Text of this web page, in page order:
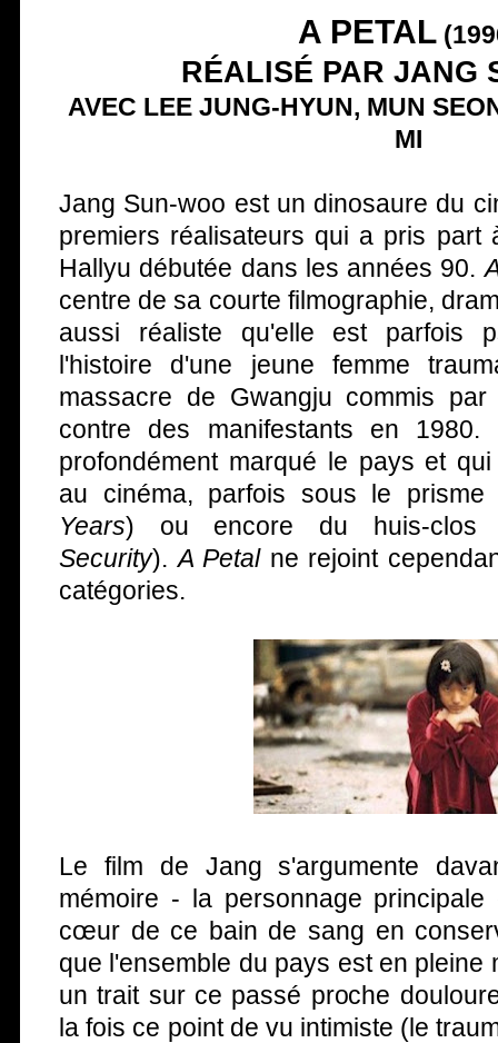
A PETAL
RÉALISÉ PAR JANG
AVEC LEE JUNG-HYUN, MUN
MI
Jang Sun-woo est un dinosaure du
premiers réalisateurs qui a pris part
Hallyu débutée dans les années 90.
centre de sa courte filmographie,
aussi réaliste qu'elle est parfois
l'histoire d'une jeune femme
massacre de Gwangju commis par
contre des manifestants en
profondément marqué le pays et
au cinéma, parfois sous le
Years) ou encore du huis-clos
Security).A Petalne rejoint
catégories.
Le film de Jang s'argumente
mémoire - la personnage
cœur de ce bain de sang en
que l'ensemble du pays est en pleine
un trait sur ce passé proche
la fois ce point de vu intimiste (le